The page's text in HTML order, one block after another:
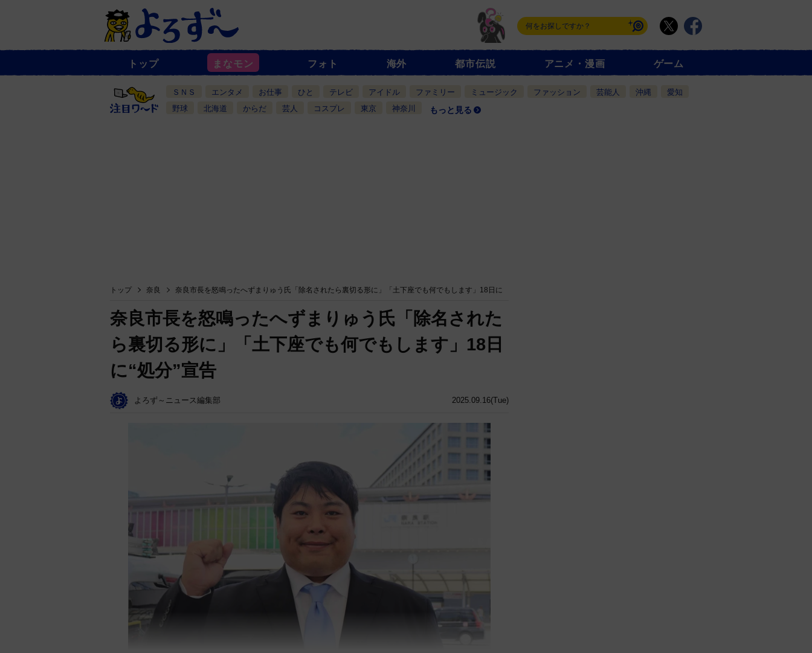
ュ
一
覧
トップ まなモン フォト 海外 都市伝説 アニメ・漫画 ゲーム
ＳＮＳ エンタメ お仕事 ひと テレビ アイドル ファミリー ミュージック ファッション 芸能人 沖縄
愛知
野球
北海道 からだ 芸人 コスプレ 東京 神奈川 もっと見る
トップ 奈良 奈良市長を怒鳴ったへずまりゅう氏「除名されたら裏切る形に」「土下座でも何でもします」18日に
2025.09.16(Tue)
奈良市長を怒鳴ったへずまりゅう氏「除名された
ら裏切る形に」「土下座でも何でもします」18日
に“処分”宣告
よろず～ニュース編集部